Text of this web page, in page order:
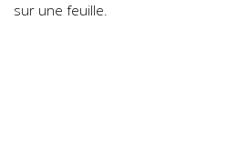
sur une feuille.